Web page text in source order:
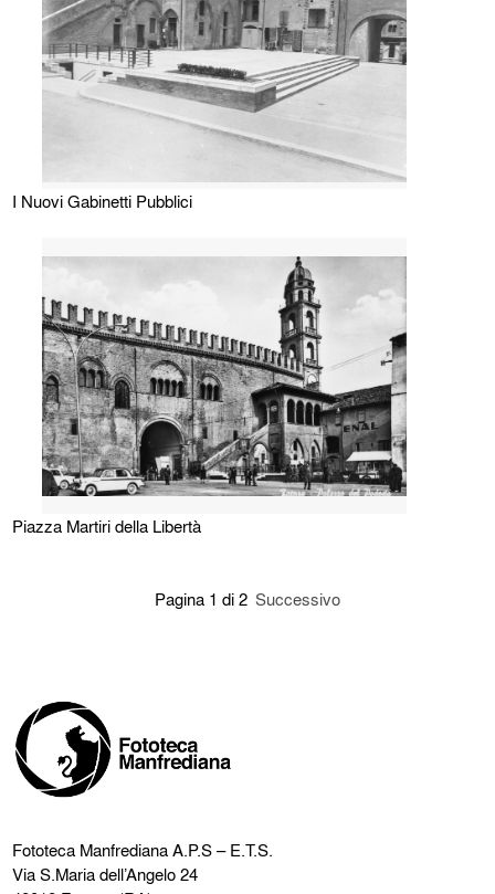
I Nuovi Gabinetti Pubblici
Piazza Martiri della Libertà
Pagina 1 di 2 Successivo
Fototeca ManfredianaA.P.S – E.T.S.
Via S.Maria dell’Angelo 24